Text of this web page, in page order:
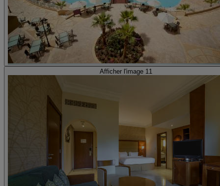
Afficher l'image 11